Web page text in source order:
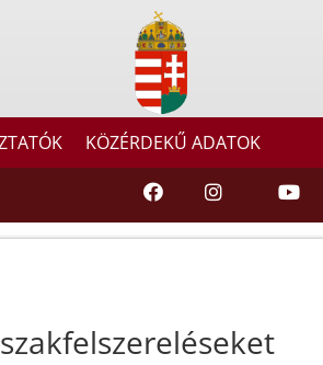
KÖZÉRDEKŰ ADATOK